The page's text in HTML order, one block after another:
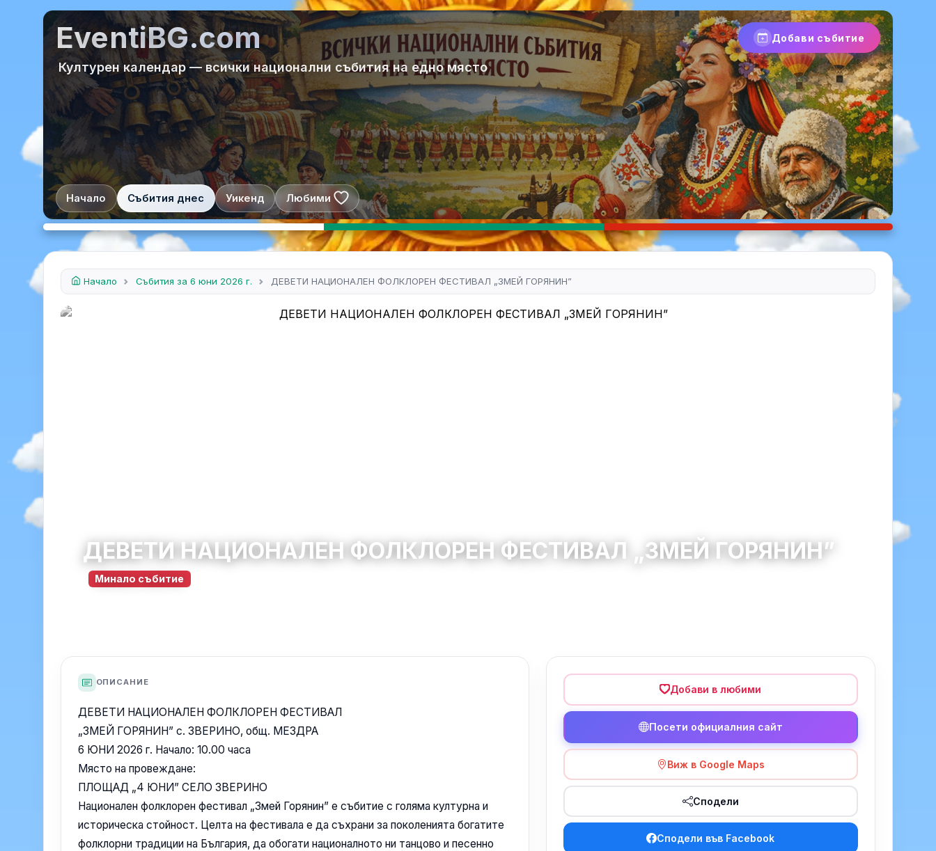
EventiBG.com Добави събитие
Културен календар — всички национални събития на едно място
Начало Събития днес Уикенд Любими
Начало Събития за 6 юни 2026 г. ДЕВЕТИ НАЦИОНАЛЕН ФОЛКЛОРЕН ФЕСТИВАЛ „ЗМЕЙ ГОРЯНИН”
ДЕВЕТИ НАЦИОНАЛЕН ФОЛКЛОРЕН ФЕСТИВАЛ „ЗМЕЙ ГОРЯНИН”
Минало събитие
ОПИСАНИЕ
ДЕВЕТИ НАЦИОНАЛЕН ФОЛКЛОРЕН ФЕСТИВАЛ
„ЗМЕЙ ГОРЯНИН” с. ЗВЕРИНО, общ. МЕЗДРА
6 ЮНИ 2026 г. Начало: 10.00 часа
Място на провеждане:
ПЛОЩАД „4 ЮНИ” СЕЛО ЗВЕРИНО
Национален фолклорен фестивал „Змей Горянин” е събитие с голяма културна и
историческа стойност. Целта на фестивала е да съхрани за поколенията богатите
фолклорни традиции на България, да обогати националното ни танцово и песенно
Добави в любими
Посети официалния сайт
Виж в Google Maps
Сподели
Сподели във Facebook